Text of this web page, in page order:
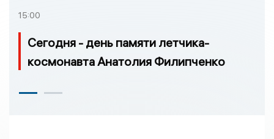
15:00
Сегодня - день памяти летчика-
космонавта Анатолия Филипченко